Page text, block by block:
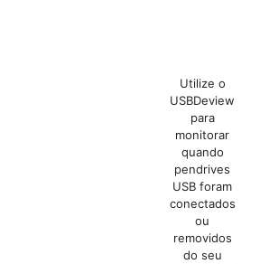
Utilize o
USBDeview
para
monitorar
quando
pendrives
USB foram
conectados
ou
removidos
do seu